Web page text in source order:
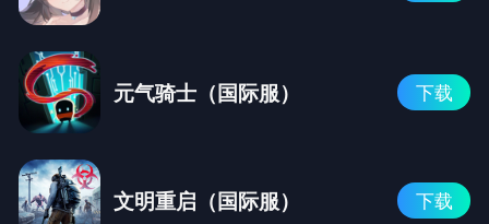
元气骑士（国际服） 下载
文明重启（国际服） 下载